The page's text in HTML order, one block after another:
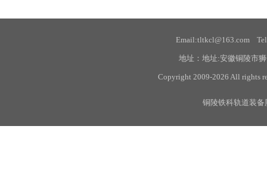
Email:tltkcl@163.com
地址：地址:安徽铜陵市
Copyright 2009-2026 All rights
铜陵铁科轨道装